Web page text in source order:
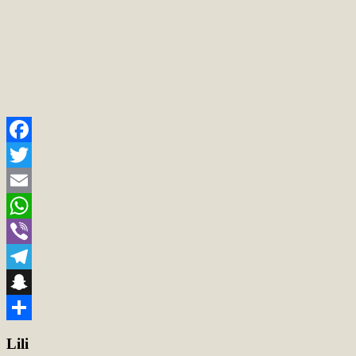
Facebook
Twitter
Email
WhatsApp
Viber
Telegram
Snapchat
Lili